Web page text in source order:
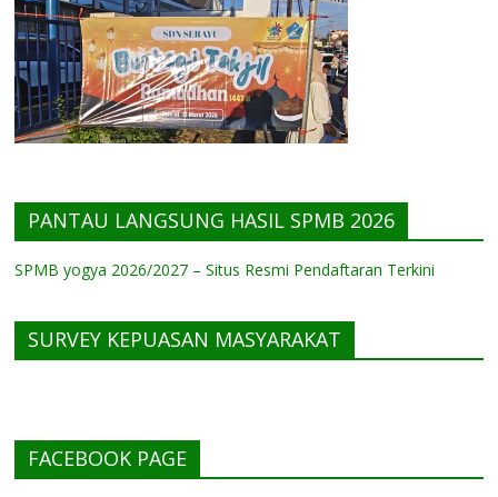
PANTAU LANGSUNG HASIL SPMB 2026
SPMB yogya 2026/2027 – Situs Resmi Pendaftaran Terkini
SURVEY KEPUASAN MASYARAKAT
FACEBOOK PAGE